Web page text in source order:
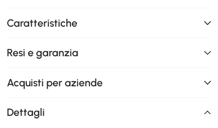
Caratteristiche
Resi e garanzia
Acquisti per aziende
Dettagli